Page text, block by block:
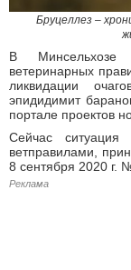
Бруцеллез –
В Минсельхозе
ветеринарных
ликвидации
эпидидимит
портале проектов
Сейчас ситуация
ветправилами,
8 сентября 2020 г.
Реклама